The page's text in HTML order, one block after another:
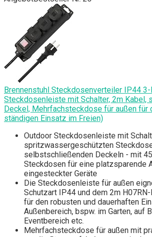
Brennenstuhl Steckdosenverteiler IP44 3-
Steckdosenleiste mit Schalter, 2m Kabel,
Deckel, Mehrfachsteckdose für außen für
ständigen Einsatz im Freien)
Outdoor Steckdosenleiste mit
spritzwassergeschützten
selbstschließenden Deckeln - mit
Steckdosen für eine platzsparende
eingesteckter Geräte
Die Steckdosenleiste für außen
Schutzart IP44 und dem 2m H07RN-
für den robusten und dauerhaften
Außenbereich, bspw. im Garten, auf
Eventbereich etc.
Mehrfachsteckdose für außen mit